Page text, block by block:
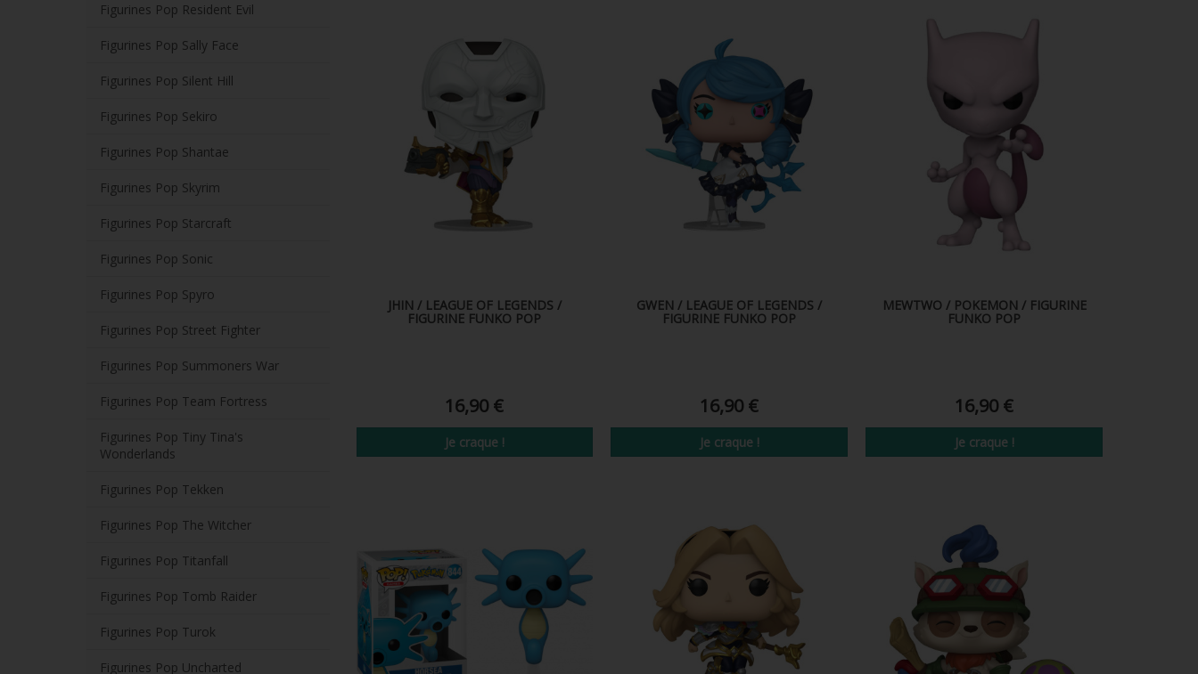
Figurines Pop Resident Evil
Figurines Pop Sally Face
Figurines Pop Silent Hill
Figurines Pop Sekiro
Figurines Pop Shantae
Figurines Pop Skyrim
Figurines Pop Starcraft
Figurines Pop Sonic
Figurines Pop Spyro
Figurines Pop Street Fighter
Figurines Pop Summoners War
Figurines Pop Team Fortress
Figurines Pop Tiny Tina's
Wonderlands
Figurines Pop Tekken
Figurines Pop The Witcher
Figurines Pop Titanfall
Figurines Pop Tomb Raider
Figurines Pop Turok
Figurines Pop Uncharted
JHIN / LEAGUE OF LEGENDS /
FIGURINE FUNKO POP
16,90 €
Je craque !
GWEN / LEAGUE OF LEGENDS /
FIGURINE FUNKO POP
16,90 €
Je craque !
MEWTWO / POKEMON / FIGURINE
FUNKO POP
16,90 €
Je craque !